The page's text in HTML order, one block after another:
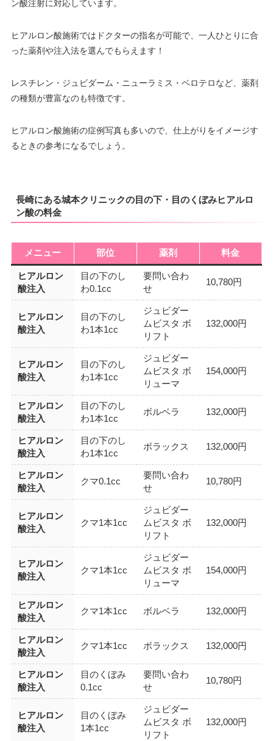
ン酸注射に対応しています。
ヒアルロン酸施術ではドクターの指名が可能で、一人ひとりに合
った薬剤や注入法を選んでもらえます！
レスチレン・ジュビダーム・ニューラミス・ベロテロなど、薬剤
の種類が豊富なのも特徴です。
ヒアルロン酸施術の症例写真も多いので、仕上がりをイメージす
るときの参考になるでしょう。
長崎にある城本クリニックの目の下・目のくぼみヒアルロ
ン酸の料金
メニュー 部位 薬剤 料金
ヒアルロン
酸注入
目の下のし
わ0.1cc
要問い合わ
せ
10,780円
ヒアルロン
酸注入
目の下のし
わ1本1cc
ジュビダー
ムビスタ ボ
リフト
132,000円
ヒアルロン
酸注入
目の下のし
わ1本1cc
ジュビダー
ムビスタ ボ
リューマ
154,000円
ヒアルロン
酸注入
目の下のし
わ1本1cc
ボルベラ 132,000円
ヒアルロン
酸注入
目の下のし
わ1本1cc
ボラックス 132,000円
ヒアルロン
酸注入
クマ0.1cc
要問い合わ
せ
10,780円
ヒアルロン
酸注入
クマ1本1cc
ジュビダー
ムビスタ ボ
リフト
132,000円
ヒアルロン
酸注入
クマ1本1cc
ジュビダー
ムビスタ ボ
リューマ
154,000円
ヒアルロン
酸注入
クマ1本1cc ボルベラ 132,000円
ヒアルロン
酸注入
クマ1本1cc ボラックス 132,000円
ヒアルロン
酸注入
目のくぼみ
0.1cc
要問い合わ
せ
10,780円
ヒアルロン
酸注入
目のくぼみ
1本1cc
ジュビダー
ムビスタ ボ
リフト
132,000円